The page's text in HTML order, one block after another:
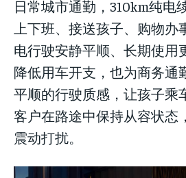
日常城市通勤，310km纯电
上下班、接送孩子、购物
电行驶安静平顺、长期使用
降低用车开支，也为商务通
平顺的行驶质感，让孩子乘
客户在路途中保持从容状态
震动打扰。